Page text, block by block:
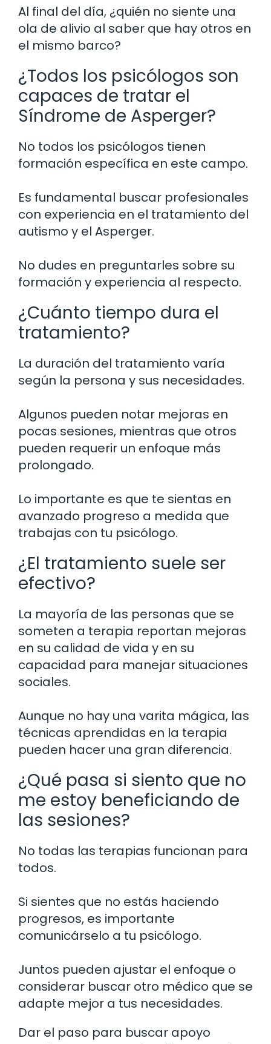
Al final del día, ¿quién no siente una
ola de alivio al saber que hay otros en
el mismo barco?
¿Todos los psicólogos son
capaces de tratar el
Síndrome de Asperger?
No todos los psicólogos tienen
formación específica en este campo.
Es fundamental buscar profesionales
con experiencia en el tratamiento del
autismo y el Asperger.
No dudes en preguntarles sobre su
formación y experiencia al respecto.
¿Cuánto tiempo dura el
tratamiento?
La duración del tratamiento varía
según la persona y sus necesidades.
Algunos pueden notar mejoras en
pocas sesiones, mientras que otros
pueden requerir un enfoque más
prolongado.
Lo importante es que te sientas en
avanzado progreso a medida que
trabajas con tu psicólogo.
¿El tratamiento suele ser
efectivo?
La mayoría de las personas que se
someten a terapia reportan mejoras
en su calidad de vida y en su
capacidad para manejar situaciones
sociales.
Aunque no hay una varita mágica, las
técnicas aprendidas en la terapia
pueden hacer una gran diferencia.
¿Qué pasa si siento que no
me estoy beneficiando de
las sesiones?
No todas las terapias funcionan para
todos.
Si sientes que no estás haciendo
progresos, es importante
comunicárselo a tu psicólogo.
Juntos pueden ajustar el enfoque o
considerar buscar otro médico que se
adapte mejor a tus necesidades.
Dar el paso para buscar apoyo